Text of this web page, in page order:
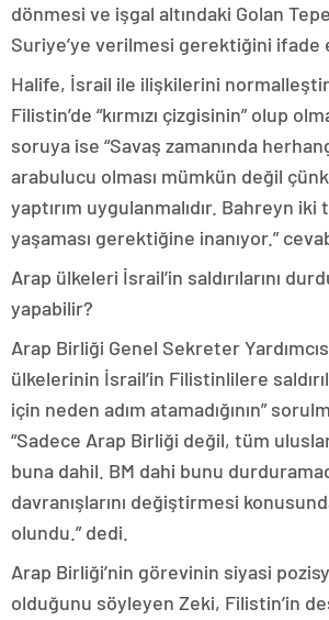
dönmesi ve işgal altındaki Golan
Suriye’ye verilmesi gerektiğini ifade
Halife, İsrail ile ilişkilerini
Filistin’de “kırmızı çizgisinin” olup
soruya ise “Savaş zamanında
arabulucu olması mümkün değil
yaptırım uygulanmalıdır. Bahreyn
yaşaması gerektiğine inanıyor.”
Arap ülkeleri İsrail’in saldırılarını
yapabilir?
Arap Birliği Genel Sekreter
ülkelerinin İsrail’in Filistinlilere
için neden adım atamadığının”
“Sadece Arap Birliği değil, tüm
buna dahil. BM dahi bunu
davranışlarını değiştirmesi
olundu.” dedi.
Arap Birliği’nin görevinin siyasi
olduğunu söyleyen Zeki, Filistin’in